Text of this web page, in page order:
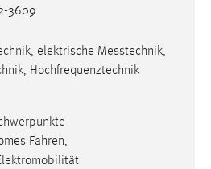
3609
elek­trische Mess­technik,
Hochfrequenztechnik
Fahren,